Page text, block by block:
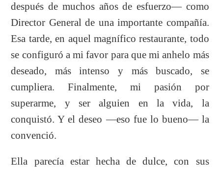
después de muchos años de esfuerzo— como
Director General de una importante compañía.
Esa tarde, en aquel magnífico restaurante, todo
se configuró a mi favor para que mi anhelo más
deseado, más intenso y más buscado, se
cumpliera. Finalmente, mi pasión por
superarme, y ser alguien en la vida, la
conquistó. Y el deseo —eso fue lo bueno— la
convenció.
Ella parecía estar hecha de dulce, con sus